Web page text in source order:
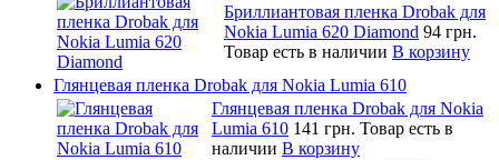
Бриллиантовая пленка Drobak для
Nokia Lumia 620 Diamond 94 грн.
Товар есть в наличии В корзину
Глянцевая пленка Drobak для Nokia Lumia 610
Глянцевая пленка Drobak для Nokia
Lumia 610 141 грн. Товар есть в
наличии В корзину